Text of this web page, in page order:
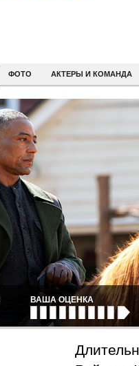
ФОТО АКТЕРЫ И КОМАНДА
ВАША ОЦЕНКА